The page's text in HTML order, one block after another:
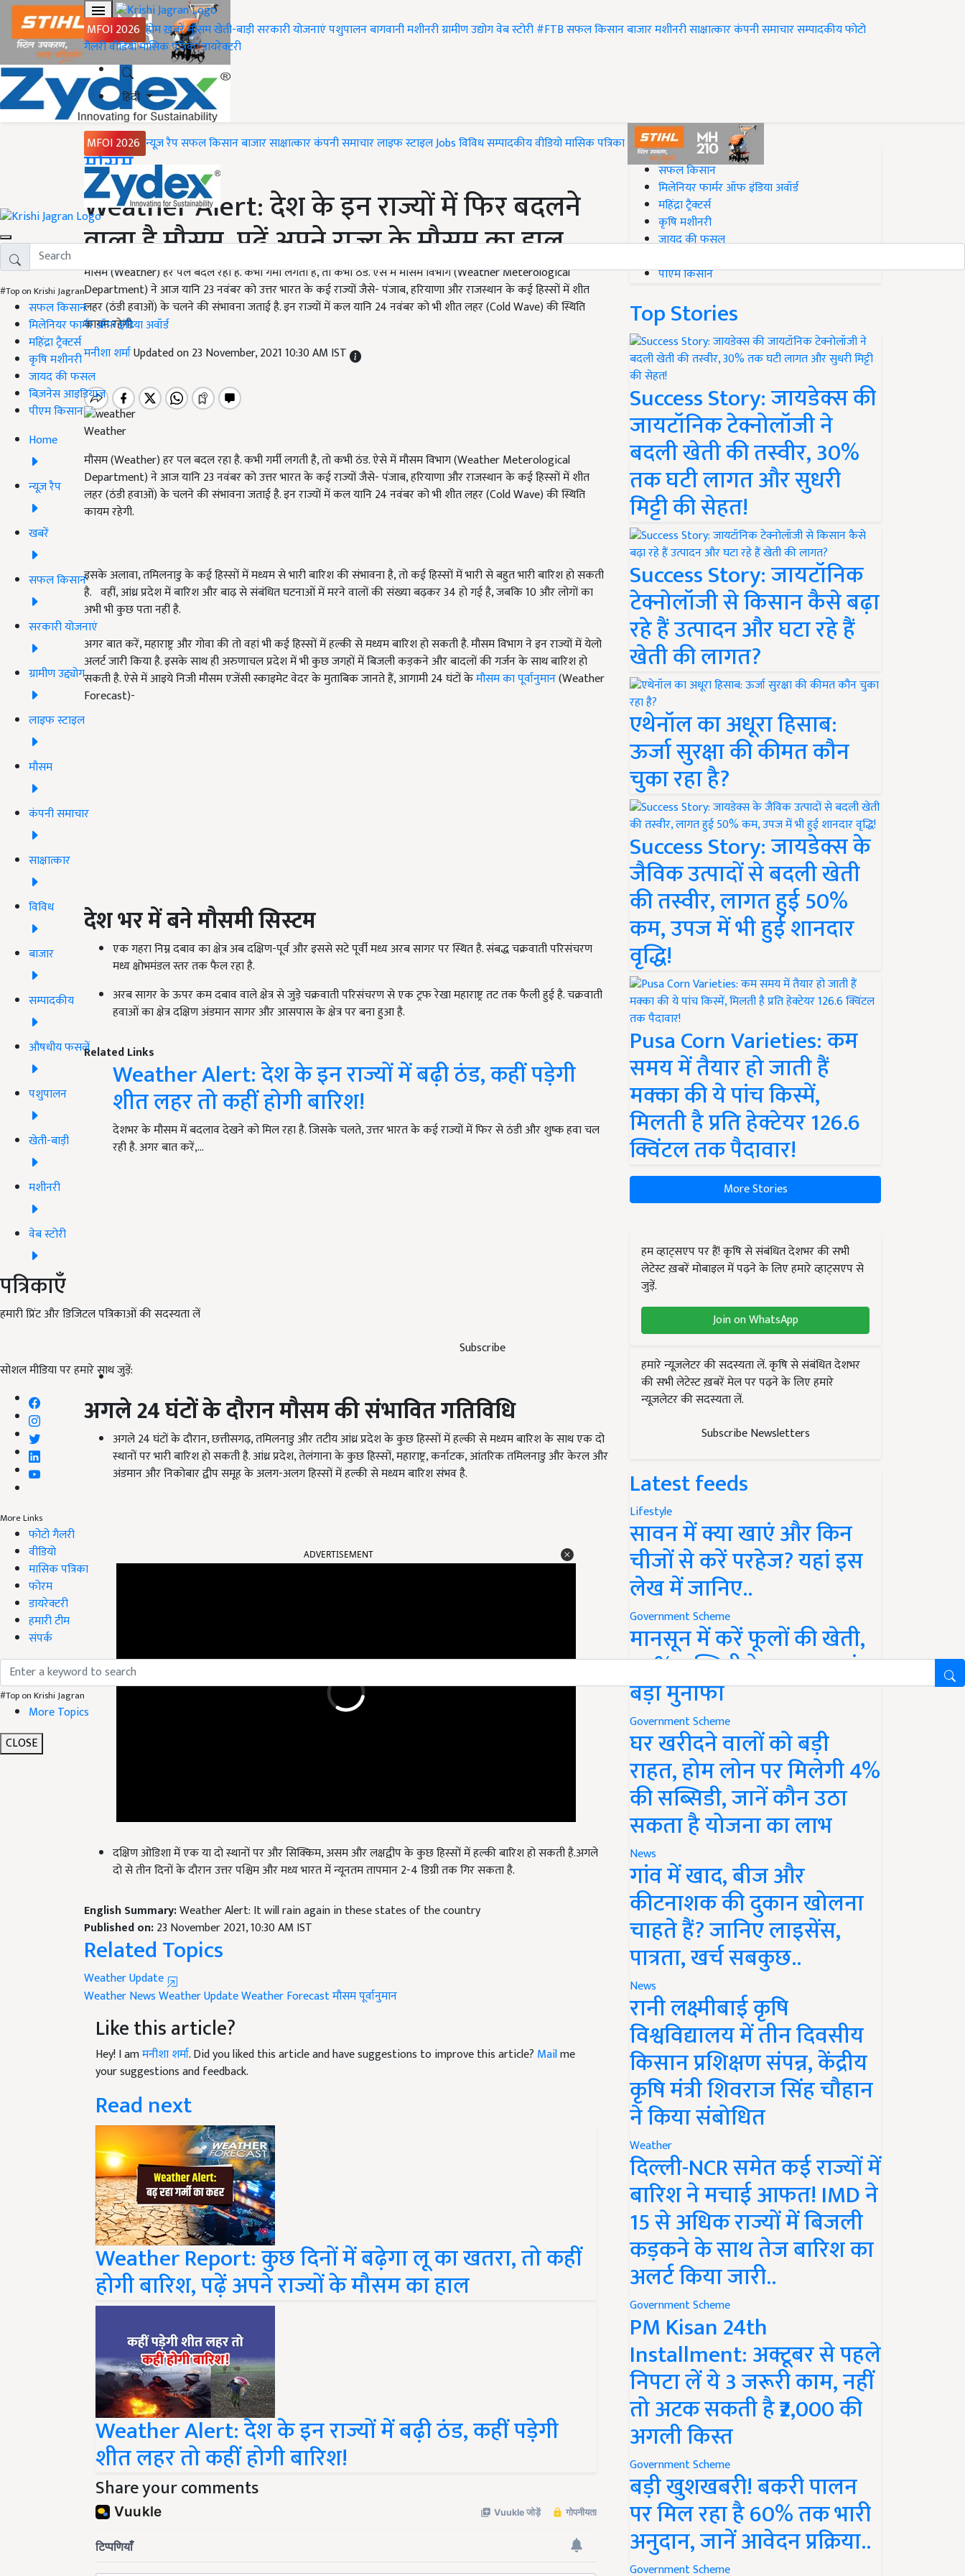
MFOI 2026 होमख़बरेंमौसमखेती-बाड़ीसरकारी योजनाएंपशुपालनबागवानीमशीनरीग्रामीण उद्योगवेब स्टोरी#FTBसफल किसानबाजारमशीनरीसाक्षात्कारकंपनी समाचारसम्पादकीयफोटो
गैलरीवीडियोमासिक पत्रिकाडायरेक्टरी
हिंदी
MFOI 2026 न्यूज़ रैपसफल किसानबाजारसाक्षात्कारकंपनी समाचारलाइफ स्टाइलJobsविविधसम्पादकीयवीडियोमासिक पत्रिका
#Top on Krishi Jagran
सफल किसान
मिलेनियर फार्मर ऑफ इंडिया अवॉर्ड
महिंद्रा ट्रैक्टर्स
कृषि मशीनरी
जायद की फसल
बिज़नेस आइडियाज
पीएम किसान
Home
न्यूज़ रैप
खबरें
सफल किसान
सरकारी योजनाएं
ग्रामीण उद्द्योग
लाइफ स्टाइल
मौसम
कंपनी समाचार
साक्षात्कार
विविध
बाजार
सम्पादकीय
औषधीय फसलें
पशुपालन
खेती-बाड़ी
मशीनरी
वेब स्टोरी
पत्रिकाएँ
हमारी प्रिंट और डिजिटल पत्रिकाओं की सदस्यता लें
Subscribe
सोशल मीडिया पर हमारे साथ जुड़ें:
More Links
फोटो गैलरी
वीडियो
मासिक पत्रिका
फोरम
डायरेक्टरी
हमारी टीम
संपर्क
#Top on Krishi Jagran
More Topics
CLOSE
Home
मौसम
Weather Alert: देश के इन राज्यों में फिर बदलने
वाला है मौसम, पढ़ें अपने राज्य के मौसम का हाल
मौसम (Weather) हर पल बदल रहा है. कभी गर्मी लगती है, तो कभी ठंड. ऐसे में मौसम विभाग (Weather Meterological
Department) ने आज यानि 23 नवंबर को उत्तर भारत के कई राज्यों जैसे- पंजाब, हरियाणा और राजस्थान के कई हिस्सों में शीत
लहर (ठंडी हवाओं) के चलने की संभावना जताई है. इन राज्यों में कल यानि 24 नवंबर को भी शीत लहर (Cold Wave) की स्थिति
कायम रहेगी.
मनीशा शर्माUpdated on 23 November, 2021 10:30 AM IST
Weather
मौसम (Weather) हर पल बदल रहा है. कभी गर्मी लगती है, तो कभी ठंड. ऐसे में मौसम विभाग (Weather Meterological
Department) ने आज यानि 23 नवंबर को उत्तर भारत के कई राज्यों जैसे- पंजाब, हरियाणा और राजस्थान के कई हिस्सों में शीत
लहर (ठंडी हवाओं) के चलने की संभावना जताई है. इन राज्यों में कल यानि 24 नवंबर को भी शीत लहर (Cold Wave) की स्थिति
कायम रहेगी.
इसके अलावा, तमिलनाडु के कई हिस्सों में मध्यम से भारी बारिश की संभावना है, तो कई हिस्सों में भारी से बहुत भारी बारिश हो सकती
है. वहीं, आंध्र प्रदेश में बारिश और बाढ़ से संबंधित घटनाओं में मरने वालों की संख्या बढ़कर 34 हो गई है, जबकि 10 और लोगों का
अभी भी कुछ पता नहीं है.
अगर बात करें, महाराष्ट्र और गोवा की तो वहां भी कई हिस्सों में हल्की से मध्यम बारिश हो सकती है. मौसम विभाग ने इन राज्यों में येलो
अलर्ट जारी किया है. इसके साथ ही अरुणाचल प्रदेश में भी कुछ जगहों में बिजली कड़कने और बादलों की गर्जन के साथ बारिश हो
सकती है. ऐसे में आइये निजी मौसम एजेंसी स्काइमेट वेदर के मुताबिक जानते हैं, आगामी 24 घंटों केमौसम का पूर्वानुमान(Weather
Forecast)-
देश भर में बने मौसमी सिस्टम
एक गहरा निम्न दबाव का क्षेत्र अब दक्षिण-पूर्व और इससे सटे पूर्वी मध्य अरब सागर पर स्थित है. संबद्ध चक्रवाती परिसंचरण
मध्य क्षोभमंडल स्तर तक फैल रहा है.
अरब सागर के ऊपर कम दबाव वाले क्षेत्र से जुड़े चक्रवाती परिसंचरण से एक ट्रफ रेखा महाराष्ट्र तट तक फैली हुई है. चक्रवाती
हवाओं का क्षेत्र दक्षिण अंडमान सागर और आसपास के क्षेत्र पर बना हुआ है.
Related Links
Weather Alert: देश के इन राज्यों में बढ़ी ठंड, कहीं पड़ेगी
शीत लहर तो कहीं होगी बारिश!
देशभर के मौसम में बदलाव देखने को मिल रहा है. जिसके चलते, उत्तर भारत के कई राज्यों में फिर से ठंडी और शुष्क हवा चल
रही है. अगर बात करें,…
अगले24घंटों के दौरान मौसम की संभावित गतिविधि
अगले 24 घंटों के दौरान, छत्तीसगढ़, तमिलनाडु और तटीय आंध्र प्रदेश के कुछ हिस्सों में हल्की से मध्यम बारिश के साथ एक दो
स्थानों पर भारी बारिश हो सकती है. आंध्र प्रदेश, तेलंगाना के कुछ हिस्सों, महाराष्ट्र, कर्नाटक, आंतरिक तमिलनाडु और केरल और
अंडमान और निकोबार द्वीप समूह के अलग-अलग हिस्सों में हल्की से मध्यम बारिश संभव है.
दो से तीन दिनों के दौरान उत्तर पश्चिम और मध्य भारत में न्यूनतम तापमान 2-4 डिग्री तक गिर सकता है.
Published on:23 November 2021, 10:30 AM IST
Related Topics
Weather Update
Weather NewsWeather Update
Like this article?
Hey! I amमनीशा शर्मा . Did you liked this article and have suggestions to improve this article?
your suggestions and feedback.
Read next
Weather Report: कुछ दिनों में बढ़ेगा लू का खतरा, तो कहीं
होगी बारिश, पढ़ें अपने राज्यों के मौसम का हाल
Weather Alert: देश के इन राज्यों में बढ़ी ठंड, कहीं पड़ेगी
शीत लहर तो कहीं होगी बारिश!
Share your comments
#Top on Krishi Jagran
सफल किसान
मिलेनियर फार्मर ऑफ इंडिया अवॉर्ड
महिंद्रा ट्रैक्टर्स
कृषि मशीनरी
जायद की फसल
पीएम किसान
Top Stories
Success Story: जायडेक्स की
जायटॉनिक टेक्नोलॉजी ने
बदली खेती की तस्वीर, 30%
तक घटी लागत और सुधरी
मिट्टी की सेहत!
Success Story: जायटॉनिक
टेक्नोलॉजी से किसान कैसे बढ़ा
रहे हैं उत्पादन और घटा रहे हैं
खेती की लागत?
एथेनॉल का अधूरा हिसाब:
ऊर्जा सुरक्षा की कीमत कौन
चुका रहा है?
Success Story: जायडेक्स के
जैविक उत्पादों से बदली खेती
की तस्वीर, लागत हुई 50%
कम, उपज में भी हुई शानदार
वृद्धि!
Pusa Corn Varieties: कम
समय में तैयार हो जाती हैं
मक्का की ये पांच किस्में,
मिलती है प्रति हेक्टेयर 126.6
क्विंटल तक पैदावार!
More Stories
हम व्हाट्सएप पर हैं! कृषि से संबंधित देशभर की सभी
लेटेस्ट ख़बरें मोबाइल में पढ़ने के लिए हमारे व्हाट्सएप से
जुड़ें.
Join on WhatsApp
हमारे न्यूज़लेटर की सदस्यता लें. कृषि से संबंधित देशभर
की सभी लेटेस्ट ख़बरें मेल पर पढ़ने के लिए हमारे
न्यूज़लेटर की सदस्यता लें.
Subscribe Newsletters
Latest feeds
Lifestyle
सावन में क्या खाएं और किन
चीजों से करें परहेज? यहां इस
लेख में जानिए..
Government Scheme
मानसून में करें फूलों की खेती,
50% सब्सिडी के साथ कमाएं
बड़ा मुनाफा
Government Scheme
घर खरीदने वालों को बड़ी
राहत, होम लोन पर मिलेगी 4%
की सब्सिडी, जानें कौन उठा
सकता है योजना का लाभ
News
गांव में खाद, बीज और
कीटनाशक की दुकान खोलना
चाहते हैं? जानिए लाइसेंस,
पात्रता, खर्च सबकुछ..
News
रानी लक्ष्मीबाई कृषि
विश्वविद्यालय में तीन दिवसीय
किसान प्रशिक्षण संपन्न, केंद्रीय
कृषि मंत्री शिवराज सिंह चौहान
ने किया संबोधित
Weather
दिल्ली-NCR समेत कई राज्यों में
बारिश ने मचाई आफत! IMD ने
15 से अधिक राज्यों में बिजली
कड़कने के साथ तेज बारिश का
अलर्ट किया जारी..
Government Scheme
PM Kisan 24th
Installment: अक्टूबर से पहले
निपटा लें ये 3 जरूरी काम, नहीं
तो अटक सकती है ₹2,000 की
अगली किस्त
Government Scheme
बड़ी खुशखबरी! बकरी पालन
पर मिल रहा है 60% तक भारी
अनुदान, जानें आवेदन प्रक्रिया..
Government Scheme